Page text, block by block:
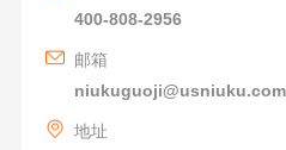
400-808-2956
邮箱
niukuguoji@usniuku.com
地址